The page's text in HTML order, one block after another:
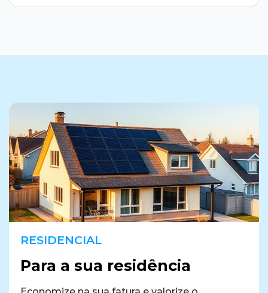
RESIDENCIAL
Para a sua residência